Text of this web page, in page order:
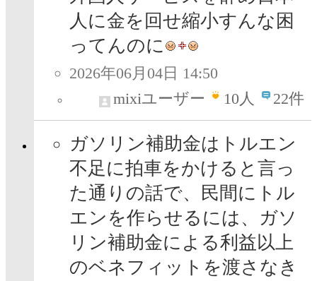
人に金を回せ縮小すんな困
ってんのに
2026年06月04日 14:50
mixiユーザー
10人 22件
ガソリン補助金はトルエン
不足に拍車をかけると言っ
た通りの話で、民間にトル
エンを作らせるには、ガソ
リン補助金による利益以上
のベネフィットを渡さなき